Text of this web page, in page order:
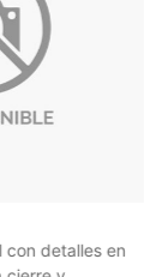
con detalles en